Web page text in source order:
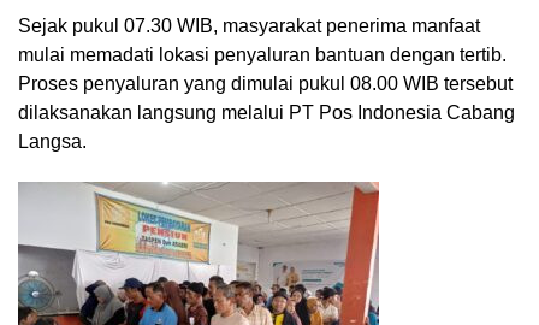
Sejak pukul 07.30 WIB, masyarakat penerima manfaat
mulai memadati lokasi penyaluran bantuan dengan tertib.
Proses penyaluran yang dimulai pukul 08.00 WIB tersebut
dilaksanakan langsung melalui PT Pos Indonesia Cabang
Langsa.